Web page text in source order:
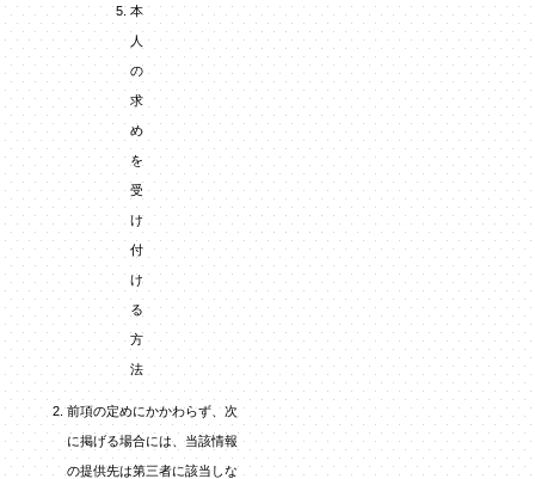
本
人
の
求
め
を
受
け
付
け
る
方
法
前項の定めにかかわらず、次
に掲げる場合には、当該情報
の提供先は第三者に該当しな